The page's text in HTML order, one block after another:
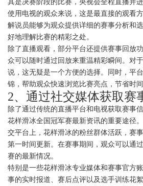
其是决赛阶段的比赛，央视会全程直播并
使用电视的观众来说，这是最直接的观看
解说员能够为观众提供详细的赛事分析和
好地理解比赛的精彩之处。
除了直播观看，部分平台还提供赛事回放
众可以随时通过回放来重温精彩瞬间。对
说，这无疑是一个方便的选择。同时，平
锦，帮助观众快速浏览比赛亮点，节省时间
2、通过社交媒体获取赛
除了通过传统的直播平台和电视获取赛事
花样滑冰全国冠军赛最新资讯的重要途径
交平台上，花样滑冰的粉丝群体活跃，赛
第一时间更新。在赛事期间，观众可以通
赛的最新情况。
特别是一些花样滑冰专业媒体和赛事官方
事的实时报道、赛后点评以及选手训练花